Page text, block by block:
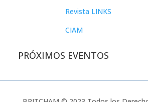
Revista LINKS
CIAM
PRÓXIMOS EVENTOS